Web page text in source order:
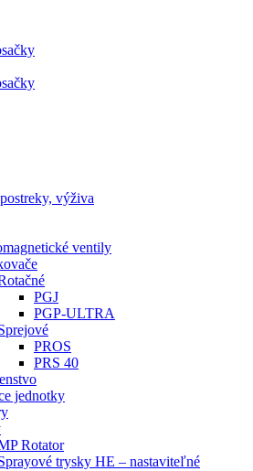
výživa
ventily
PGJ
PGP-ULTRA
PROS
PRS 40
jednotky
Rotator
trysky HE – nastaviteľné